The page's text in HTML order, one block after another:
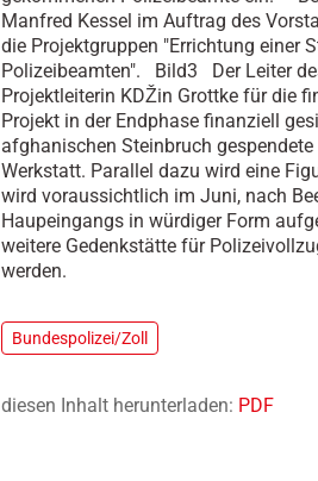
Manfred Kessel im Auftrag des
die Projektgruppen "Errichtung einer
Polizeibeamten". Bild3 Der Leiter
Projektleiterin KDŽin Grottke für
Projekt in der Endphase finanziell
afghanischen Steinbruch
Werkstatt. Parallel dazu wird eine
wird voraussichtlich im Juni, nach
Haupeingangs in würdiger Form
weitere Gedenkstätte für
werden.
Bundespolizei/Zoll
diesen Inhalt herunterladen: PDF